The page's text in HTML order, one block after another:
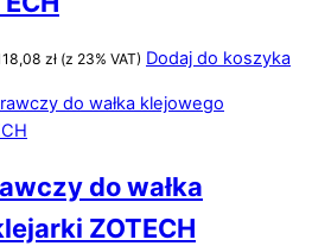
zł (z 23% VAT) Dodaj do koszyka
do wałka
ZOTECH